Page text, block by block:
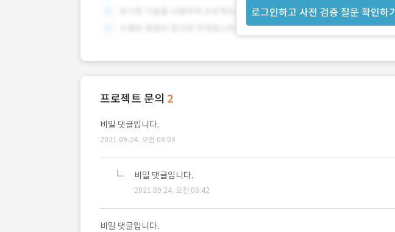
로그인하고 사전 검증 질문 확인하기
프로젝트 문의 2
비밀 댓글입니다.
2021.09.24. 오전 08:03
비밀 댓글입니다.
2021.09.24. 오전 08:42
비밀 댓글입니다.